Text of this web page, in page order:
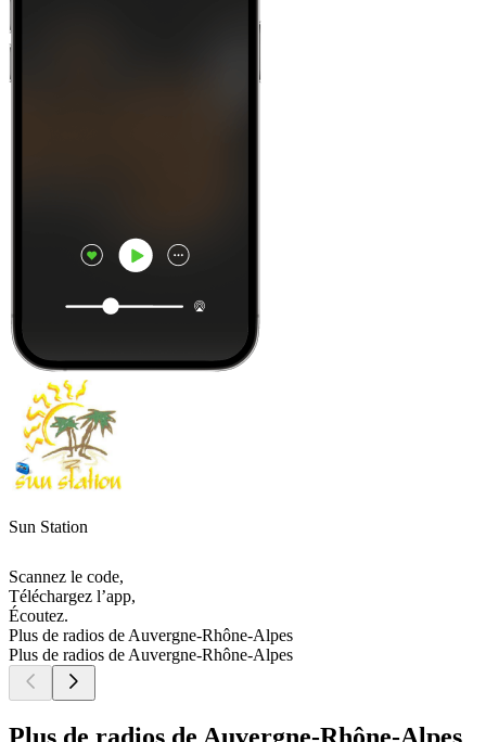
Sun Station
Scannez le code,
Téléchargez l’app,
Écoutez.
Plus de radios de Auvergne-Rhône-Alpes
Plus de radios de Auvergne-Rhône-Alpes